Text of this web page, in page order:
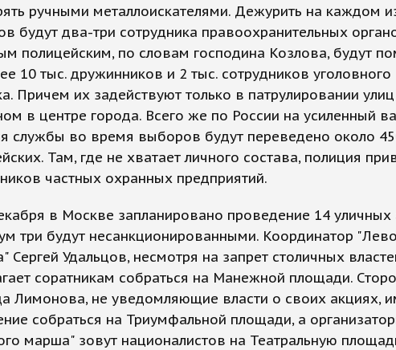
ручными металлоискателями. Дежурить на каждом
будут два-три сотрудника правоохранительных
полицейским, по словам господина Козлова, будут
10 тыс. дружинников и 2 тыс. сотрудников уголовного
Причем их задействуют только в патрулировании
в центре города. Всего же по России на усиленный
службы во время выборов будут переведено около
Там, где не хватает личного состава, полиция
частных охранных предприятий.
в Москве запланировано проведение 14 уличных
три будут несанкционированными. Координатор
Сергей Удальцов, несмотря на запрет столичных
соратникам собраться на Манежной площади.
Лимонова, не уведомляющие власти о своих акциях,
собраться на Триумфальной площади, а
марша" зовут националистов на Театральную